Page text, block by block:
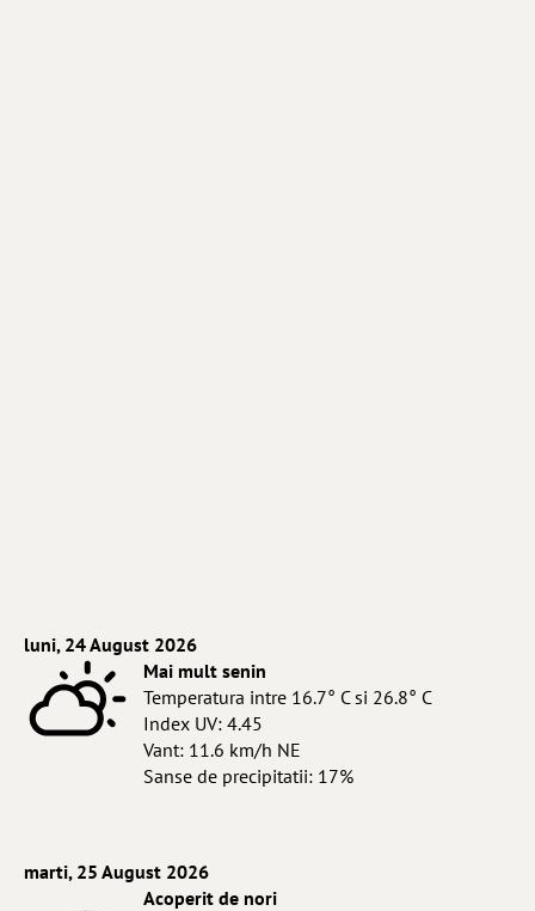
luni, 24 August 2026
Mai mult senin
Temperatura intre 16.7° C si 26.8° C
Index UV: 4.45
Vant: 11.6 km/h NE
Sanse de precipitatii: 17%
marti, 25 August 2026
Acoperit de nori